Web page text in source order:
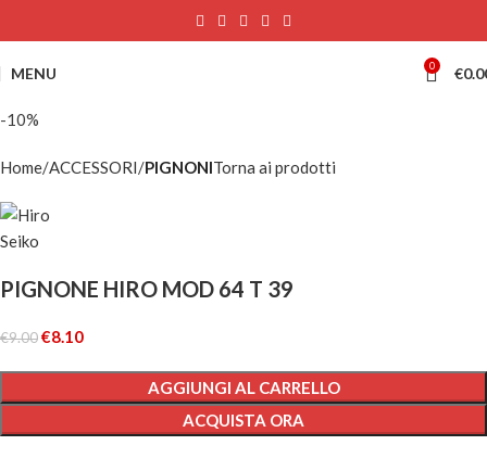
MENU 0 €
-10%
Home ACCESSORI PIGNONITorna ai prodotti
PIGNONE HIRO MOD 64 T 39
€9.00€8.10
AGGIUNGI AL CARRELLO
ACQUISTA ORA